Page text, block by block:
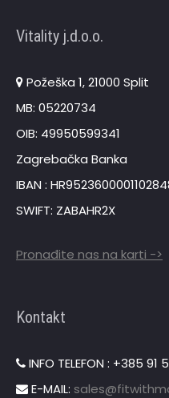
Vitality j.d.o.o.
Požeška 1, 21000 Split
MB: 05220734
OIB: 49950599341
Zagrebačka Banka
IBAN :
SWIFT: ZABAHR2X
Pronađite nas na karti ->
Kontakt
INFO TELEFON : +385 91
E-MAIL: